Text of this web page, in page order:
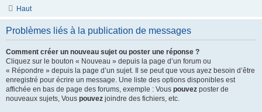
Haut
Problèmes liés à la publication de messages
Comment créer un nouveau sujet ou poster une réponse ?
Cliquez sur le bouton « Nouveau » depuis la page d’un forum ou
« Répondre » depuis la page d’un sujet. Il se peut que vous ayez besoin d’être
enregistré pour écrire un message. Une liste des options disponibles est
affichée en bas de page des forums, exemple : Vous pouvez poster de
nouveaux sujets, Vous pouvez joindre des fichiers, etc.